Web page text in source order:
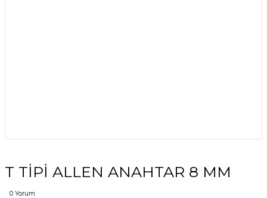
T TİPİ ALLEN ANAHTAR 8 MM
0 Yorum